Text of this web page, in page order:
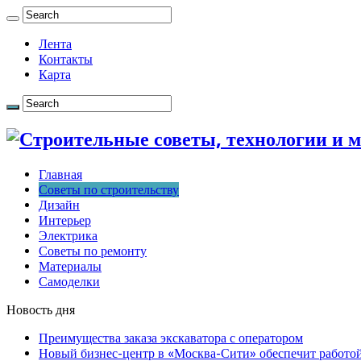
Лента
Контакты
Карта
Главная
Советы по строительству
Дизайн
Интерьер
Электрика
Советы по ремонту
Материалы
Самоделки
Новость дня
Преимущества заказа экскаватора с оператором
Новый бизнес-центр в «Москва-Сити» обеспечит